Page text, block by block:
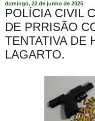
domingo, 22 de junho de 2025
POLÍCIA CIVIL
DE PRRISÃO
TENTATIVA DE
LAGARTO.